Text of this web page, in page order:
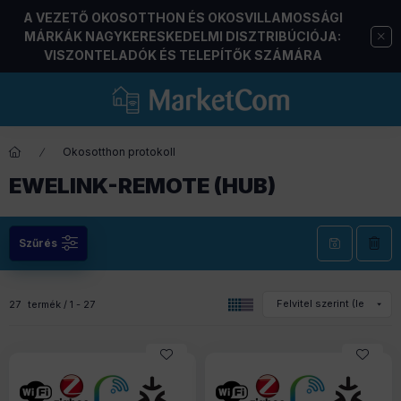
A VEZETŐ OKOSOTTHON ÉS OKOSVILLAMOSSÁGI
MÁRKÁK NAGYKERESKEDELMI DISZTRIBÚCIÓJA:
VISZONTELADÓK ÉS TELEPÍTŐK SZÁMÁRA
Okosotthon protokoll
EWELINK-REMOTE (HUB)
Szűrés
27 termék 1 27